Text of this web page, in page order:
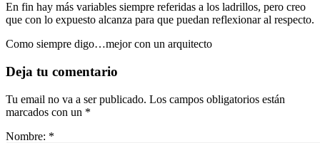
En fin hay más variables siempre referidas a los ladrillos, pero creo
que con lo expuesto alcanza para que puedan reflexionar al respecto.
Como siempre digo…mejor con un arquitecto
Deja tu comentario
Tu email no va a ser publicado. Los campos obligatorios están
marcados con un *
Nombre: *